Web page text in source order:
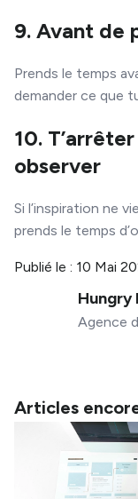
9. Avant de
Prends le temps
demander ce que
10.
observer
Si l’inspiration ne
prends le temps
Publié le : 10 Mai
Hungry
Agence
Articles